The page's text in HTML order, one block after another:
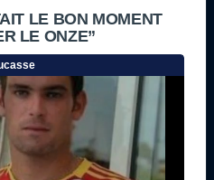
LE BON MOMENT
LE ONZE”